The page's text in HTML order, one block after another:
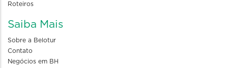
Roteiros
Saiba Mais
Sobre a Belotur
Contato
Negócios em BH